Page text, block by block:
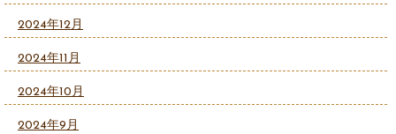
2024年12月
2024年11月
2024年10月
2024年9月